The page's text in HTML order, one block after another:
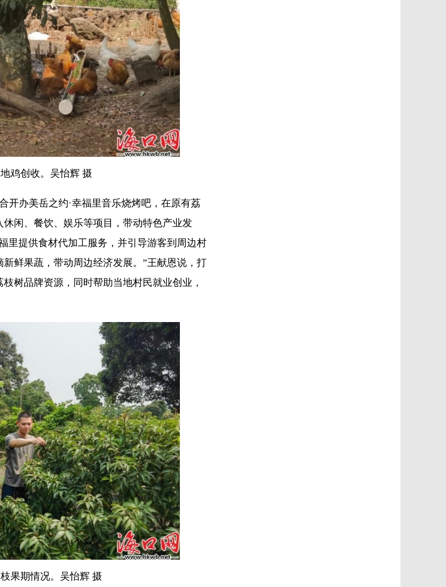
鸡创收。吴怡辉 摄
办美岳之约·幸福里音乐烧烤吧，在原有荔
闲、餐饮、娱乐等项目，带动特色产业发
里提供食材代加工服务，并引导游客到周边村
鲜果蔬，带动周边经济发展。”王献恩说，打
树品牌资源，同时帮助当地村民就业创业，
果期情况。吴怡辉 摄